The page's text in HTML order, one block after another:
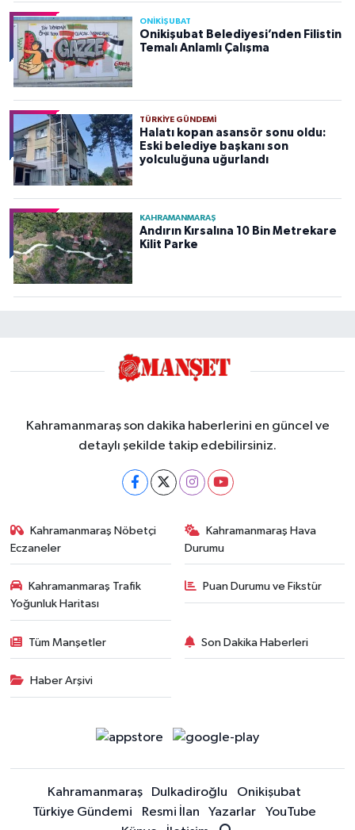
ONİKİŞUBAT
Onikişubat Belediyesi’nden Filistin
Temalı Anlamlı Çalışma
TÜRKIYE GÜNDEMI
Halatı kopan asansör sonu oldu:
Eski belediye başkanı son
yolculuğuna uğurlandı
KAHRAMANMARAŞ
Andırın Kırsalına 10 Bin Metrekare
Kilit Parke
Kahramanmaraş son dakika haberlerini en güncel ve
detaylı şekilde takip edebilirsiniz.
Kahramanmaraş Nöbetçi
Eczaneler
Kahramanmaraş Hava
Durumu
Kahramanmaraş Trafik
Yoğunluk Haritası
Puan Durumu ve Fikstür
Tüm Manşetler Son Dakika Haberleri
Haber Arşivi
Kahramanmaraş Dulkadiroğlu
Onikişubat
Türkiye Gündemi
Resmi İlan Yazarlar
YouTube